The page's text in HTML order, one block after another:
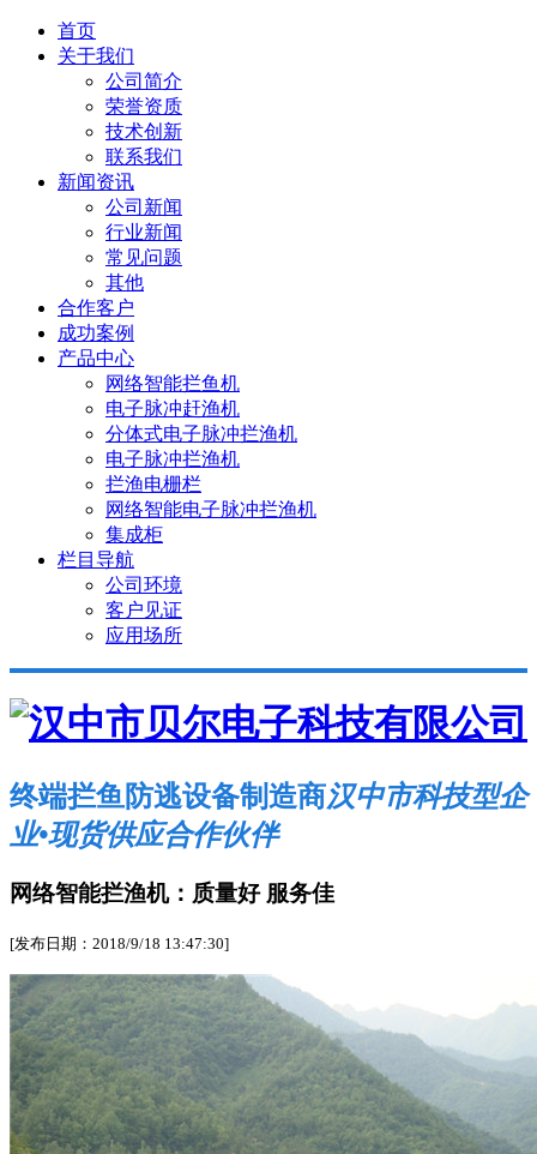
首页
关于我们
公司简介
荣誉资质
技术创新
联系我们
新闻资讯
公司新闻
行业新闻
常见问题
其他
合作客户
成功案例
产品中心
网络智能拦鱼机
电子脉冲赶渔机
分体式电子脉冲拦渔机
电子脉冲拦渔机
拦渔电栅栏
网络智能电子脉冲拦渔机
集成柜
栏目导航
公司环境
客户见证
应用场所
终端拦鱼防逃设备制造商汉中市科技型企
业•现货供应合作伙伴
网络智能拦渔机：质量好 服务佳
[发布日期：2018/9/18 13:47:30]